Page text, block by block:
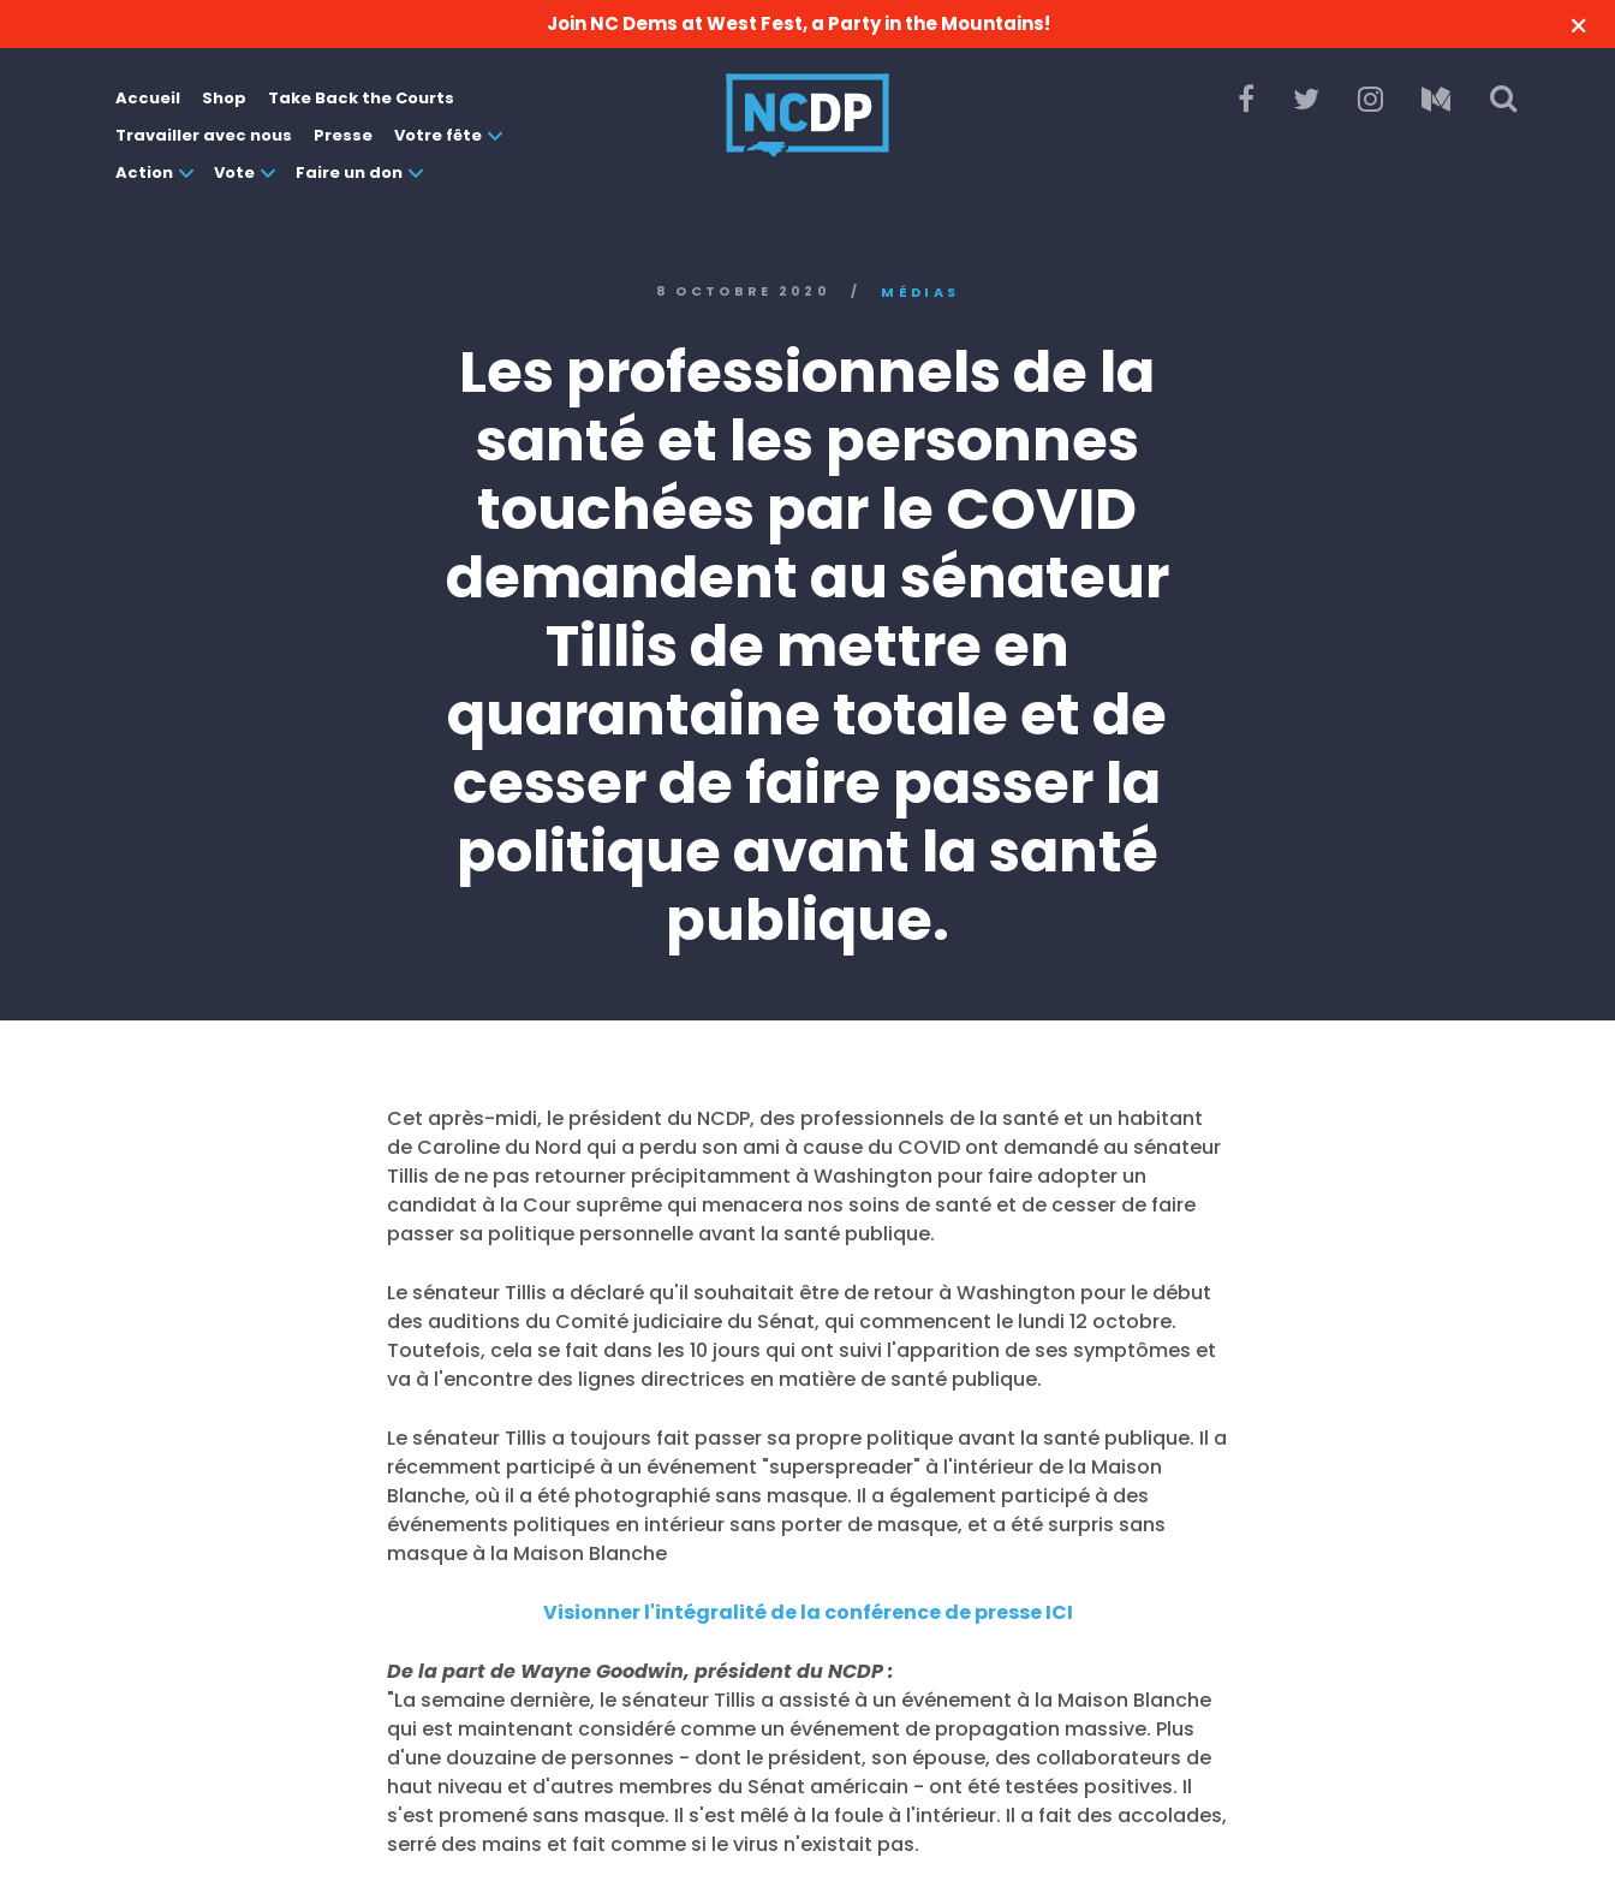
Join NC Dems at West Fest, a Party in the Mountains!
Accueil Shop
Take Back the Courts
Travailler avec nous
Presse
Votre fête
Action
Vote Faire un don
8 OCTOBRE 2020 / MÉDIAS
Les professionnels de la
santé et les personnes
touchées par le COVID
demandent au sénateur
Tillis de mettre en
quarantaine totale et de
cesser de faire passer la
politique avant la santé
publique.
Cet après-midi, le président du NCDP, des professionnels de la santé et un habitant
de Caroline du Nord qui a perdu son ami à cause du COVID ont demandé au sénateur
Tillis de ne pas retourner précipitamment à Washington pour faire adopter un
candidat à la Cour suprême qui menacera nos soins de santé et de cesser de faire
passer sa politique personnelle avant la santé publique.
Le sénateur Tillis a déclaré qu'il souhaitait être de retour à Washington pour le début
des auditions du Comité judiciaire du Sénat, qui commencent le lundi 12 octobre.
Toutefois, cela se fait dans les 10 jours qui ont suivi l'apparition de ses symptômes et
va à l'encontre des lignes directrices en matière de santé publique.
Le sénateur Tillis a toujours fait passer sa propre politique avant la santé publique. Il a
récemment participé à un événement "superspreader" à l'intérieur de la Maison
Blanche, où il a été photographié sans masque. Il a également participé à des
événements politiques en intérieur sans porter de masque, et a été surpris sans
masque à la Maison Blanche
Visionner l'intégralité de la conférence de presse ICI
De la part de Wayne Goodwin, président du NCDP :
"La semaine dernière, le sénateur Tillis a assisté à un événement à la Maison Blanche
qui est maintenant considéré comme un événement de propagation massive. Plus
d'une douzaine de personnes - dont le président, son épouse, des collaborateurs de
haut niveau et d'autres membres du Sénat américain - ont été testées positives. Il
s'est promené sans masque. Il s'est mêlé à la foule à l'intérieur. Il a fait des accolades,
serré des mains et fait comme si le virus n'existait pas.